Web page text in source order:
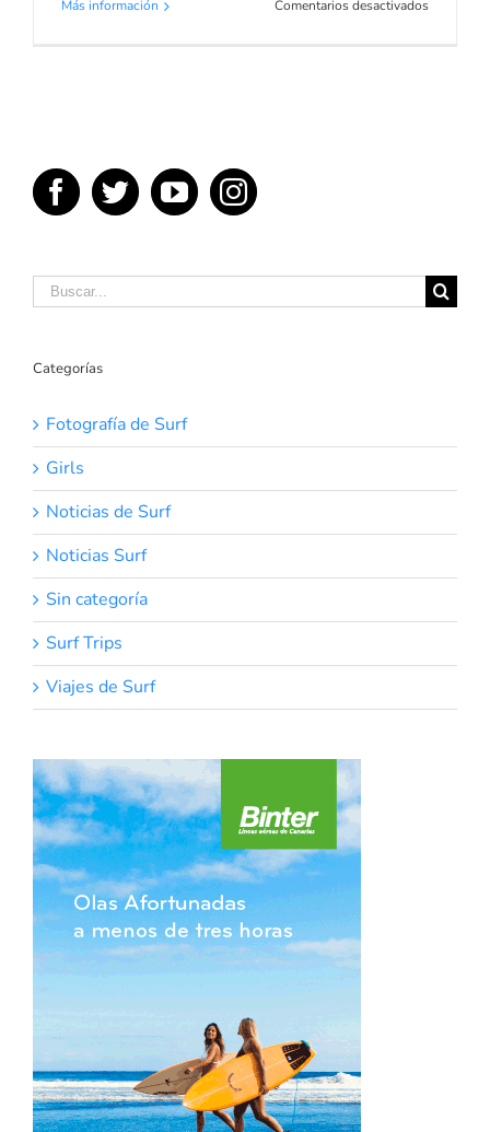
Más información Comentarios desactivadosen
Buscar:
Categorías
Fotografía de Surf
Girls
Noticias de Surf
Noticias Surf
Sin categoría
Surf Trips
Viajes de Surf